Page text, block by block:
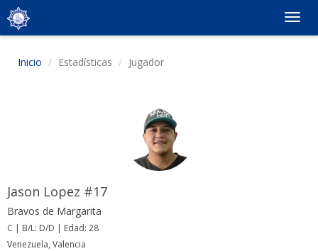
Inicio Estadísticas Jugador
Jason Lopez #17
Bravos de Margarita
C | B/L: D/D | Edad: 28
Venezuela, Valencia